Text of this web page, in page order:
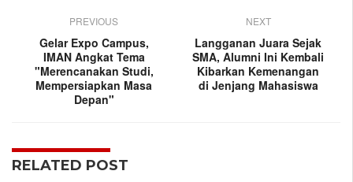
PREVIOUS
Gelar Expo Campus,
IMAN Angkat Tema
"Merencanakan Studi,
Mempersiapkan Masa
Depan"
NEXT
Langganan Juara Sejak
SMA, Alumni Ini Kembali
Kibarkan Kemenangan
di Jenjang Mahasiswa
RELATED POST